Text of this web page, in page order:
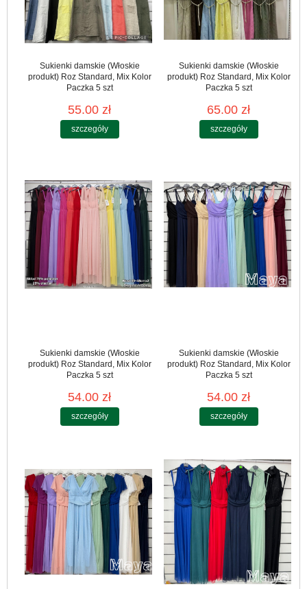
Sukienki damskie (Włoskie
produkt) Roz Standard, Mix Kolor
Paczka 5 szt
55.00 zł
szczegóły
Sukienki damskie (Włoskie
produkt) Roz Standard, Mix Kolor
Paczka 5 szt
65.00 zł
szczegóły
Sukienki damskie (Włoskie
produkt) Roz Standard, Mix Kolor
Paczka 5 szt
54.00 zł
szczegóły
Sukienki damskie (Włoskie
produkt) Roz Standard, Mix Kolor
Paczka 5 szt
54.00 zł
szczegóły